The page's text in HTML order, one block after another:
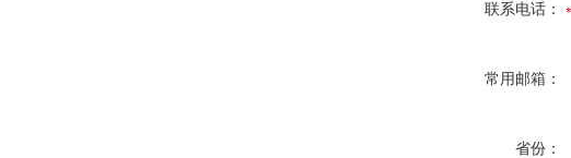
联系电话：
常用邮箱：
省份：